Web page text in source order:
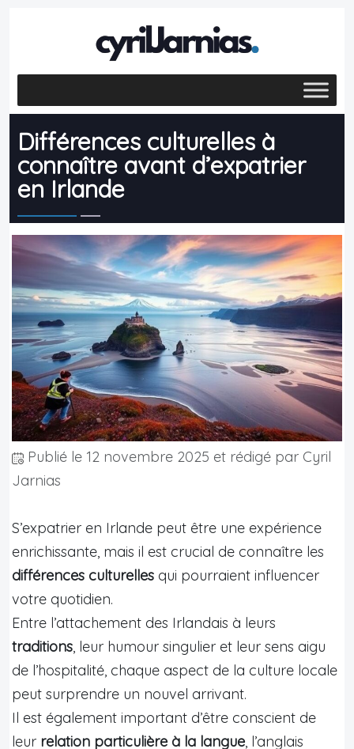
Différences culturelles à
connaître avant d’expatrier
en Irlande
Publié le 12 novembre 2025 et rédigé par Cyril
Jarnias
S’expatrier en Irlande peut être une expérience
enrichissante, mais il est crucial de connaître les
différences culturelles qui pourraient influencer
votre quotidien.
Entre l’attachement des Irlandais à leurs
traditions, leur humour singulier et leur sens aigu
de l’hospitalité, chaque aspect de la culture locale
peut surprendre un nouvel arrivant.
Il est également important d’être conscient de
leur relation particulière à la langue, l’anglais